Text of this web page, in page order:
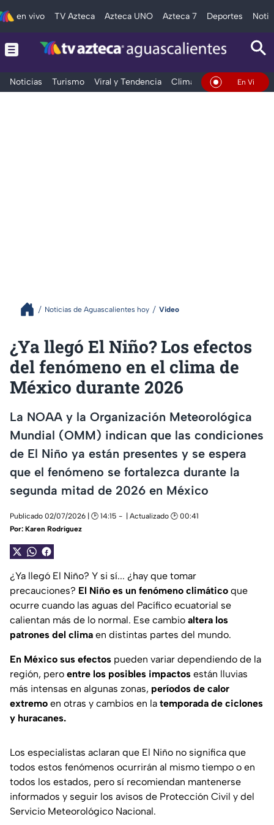
en vivo TV Azteca Azteca UNO Azteca 7 Deportes
Noticias Turismo Viral y Tendencia Clima DeportesEn Vivo
Noticias de Aguascalientes hoy Video
¿Ya llegó El Niño? Los efectos
del fenómeno en el clima de
México durante 2026
La NOAA y la Organización Meteorológica
Mundial (OMM) indican que las condiciones
de El Niño ya están presentes y se espera
que el fenómeno se fortalezca durante la
segunda mitad de 2026 en México
Publicado 02/07/2026 | 🕑 14:15
| Actualizado 🕑 00:41
Por: Karen Rodríguez
¿Ya llegó El Niño? Y si sí... ¿hay que tomar
precauciones? El Niño es un fenómeno climático que
ocurre cuando las aguas del Pacífico ecuatorial se
calientan más de lo normal. Ese cambio altera los
patrones del clima en distintas partes del mundo.
En México sus efectos pueden variar dependiendo de la
región, pero entre los posibles impactos están lluvias
más intensas en algunas zonas, períodos de calor
extremo en otras y cambios en la temporada de ciclones
y huracanes.
Los especialistas aclaran que El Niño no significa que
todos estos fenómenos ocurrirán al mismo tiempo o en
todos los estados, pero sí recomiendan mantenerse
informados y seguir los avisos de Protección Civil y del
Servicio Meteorológico Nacional.